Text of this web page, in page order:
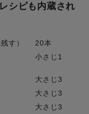
シピも内蔵され
す）
20本
小さじ1
大さじ3
大さじ3
大さじ3